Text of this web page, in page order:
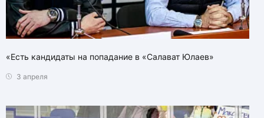
«Есть кандидаты на попадание в «Салават Юлаев»
3 апреля